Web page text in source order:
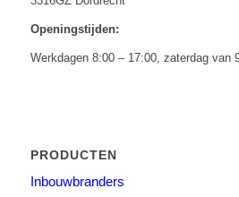
Openingstijden:
Werkdagen 8:00 – 17:00, zaterdag van
PRODUCTEN
Inbouwbranders